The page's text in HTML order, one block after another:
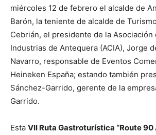
miércoles 12 de febrero el alcalde de
Barón, la teniente de alcalde de
Cebrián, el presidente de la Asociación
Industrias de Antequera (ACIA), Jorge
Navarro, responsable de Eventos
Heineken España; estando también
Sánchez-Garrido, gerente de la
Garrido.
Esta VII Ruta Gastroturística “Route